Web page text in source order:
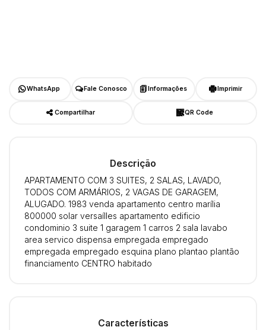
WhatsApp Fale Conosco Informações Imprimir
Compartilhar QR Code
Descrição
APARTAMENTO COM 3 SUITES, 2 SALAS, LAVADO,
TODOS COM ARMÁRIOS, 2 VAGAS DE GARAGEM,
ALUGADO. 1983 venda apartamento centro marília
800000 solar versaílles apartamento edificio
condominio 3 suite 1 garagem 1 carros 2 sala lavabo
area servico dispensa empregada empregado
empregada empregado esquina plano plantao plantão
financiamento CENTRO habitado
Características